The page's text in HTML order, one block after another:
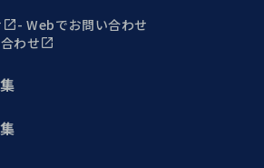
Webでお問い合わせ
わせ